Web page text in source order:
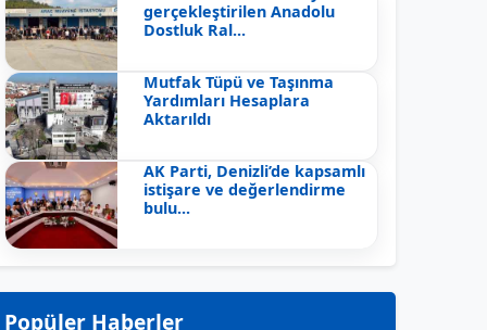
gerçekleştirilen Anadolu
Dostluk Ral...
Mutfak Tüpü ve Taşınma
Yardımları Hesaplara
Aktarıldı
AK Parti, Denizli’de kapsamlı
istişare ve değerlendirme
bulu...
Popüler Haberler